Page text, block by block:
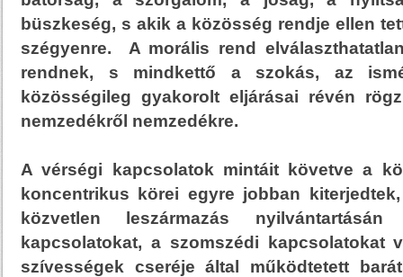
büszkeség, s akik a közösség rendje ellen
szégyenre. A morális rend
rendnek, s mindkettő a szokás, az
közösségileg gyakorolt eljárásai révén
nemzedékről nemzedékre.
A vérségi kapcsolatok mintáit követve a
koncentrikus körei egyre jobban
közvetlen leszármazás
kapcsolatokat, a szomszédi kapcsolatokat
szívességek cseréje által működtetett